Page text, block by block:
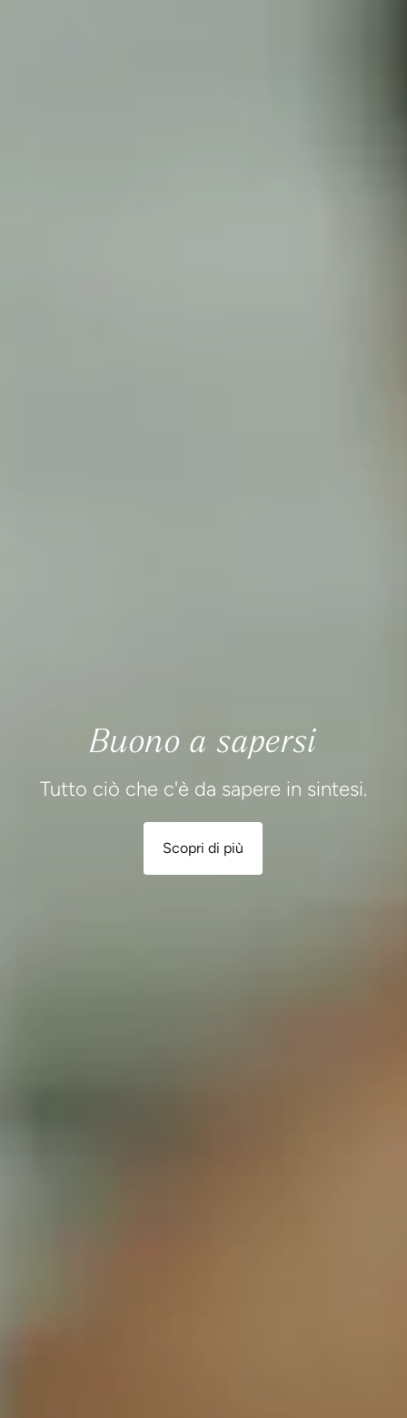
Buono a sapersi
Tutto ciò che c'è da sapere in sintesi.
Scopri di più